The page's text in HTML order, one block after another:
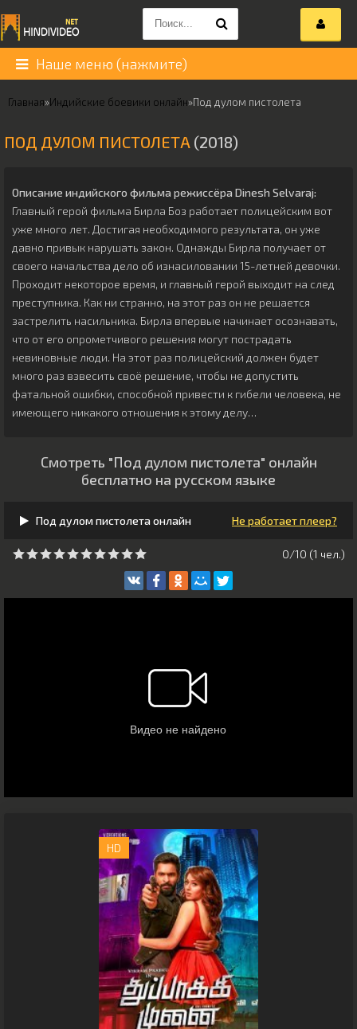
Наше меню (нажмите)
Главная»Индийские боевики онлайн»Под дулом пистолета
ПОД ДУЛОМ ПИСТОЛЕТА (2018)
Описание индийского фильма режиссёра Dinesh Selvaraj:
Главный герой фильма Бирла Боз работает полицейским вот
уже много лет. Достигая необходимого результата, он уже
давно привык нарушать закон. Однажды Бирла получает от
своего начальства дело об изнасиловании 15-летней девочки.
Проходит некоторое время, и главный герой выходит на след
преступника. Как ни странно, на этот раз он не решается
застрелить насильника. Бирла впервые начинает осознавать,
что от его опрометчивого решения могут пострадать
невиновные люди. На этот раз полицейский должен будет
много раз взвесить своё решение, чтобы не допустить
фатальной ошибки, способной привести к гибели человека, не
имеющего никакого отношения к этому делу…
Смотреть "Под дулом пистолета" онлайн
бесплатно на русском языке
Под дулом пистолета онлайн Не работает плеер?
0/10 (1 чeл.)
HD